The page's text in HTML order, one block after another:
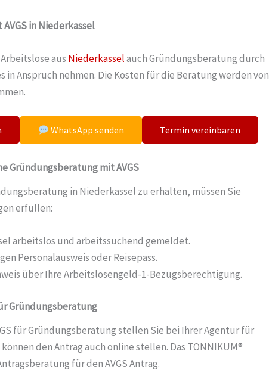
in Niederkassel
aus Niederkasselauch Gründungsberatung durch
in Anspruch nehmen. Die Kosten für die Beratung werden von
WhatsApp senden Termin vereinbaren
Gründungsberatung mit AVGS
in Niederkassel zu erhalten, müssen Sie
erfüllen:
arbeitslos und arbeitssuchend gemeldet.
Personalausweis oder Reisepass.
über Ihre Arbeitslosengeld-1-Bezugsberechtigung.
Gründungsberatung
für Gründungsberatung stellen Sie bei Ihrer Agentur für
den Antrag auch online stellen. Das TONNIKUM®
für den AVGS Antrag.